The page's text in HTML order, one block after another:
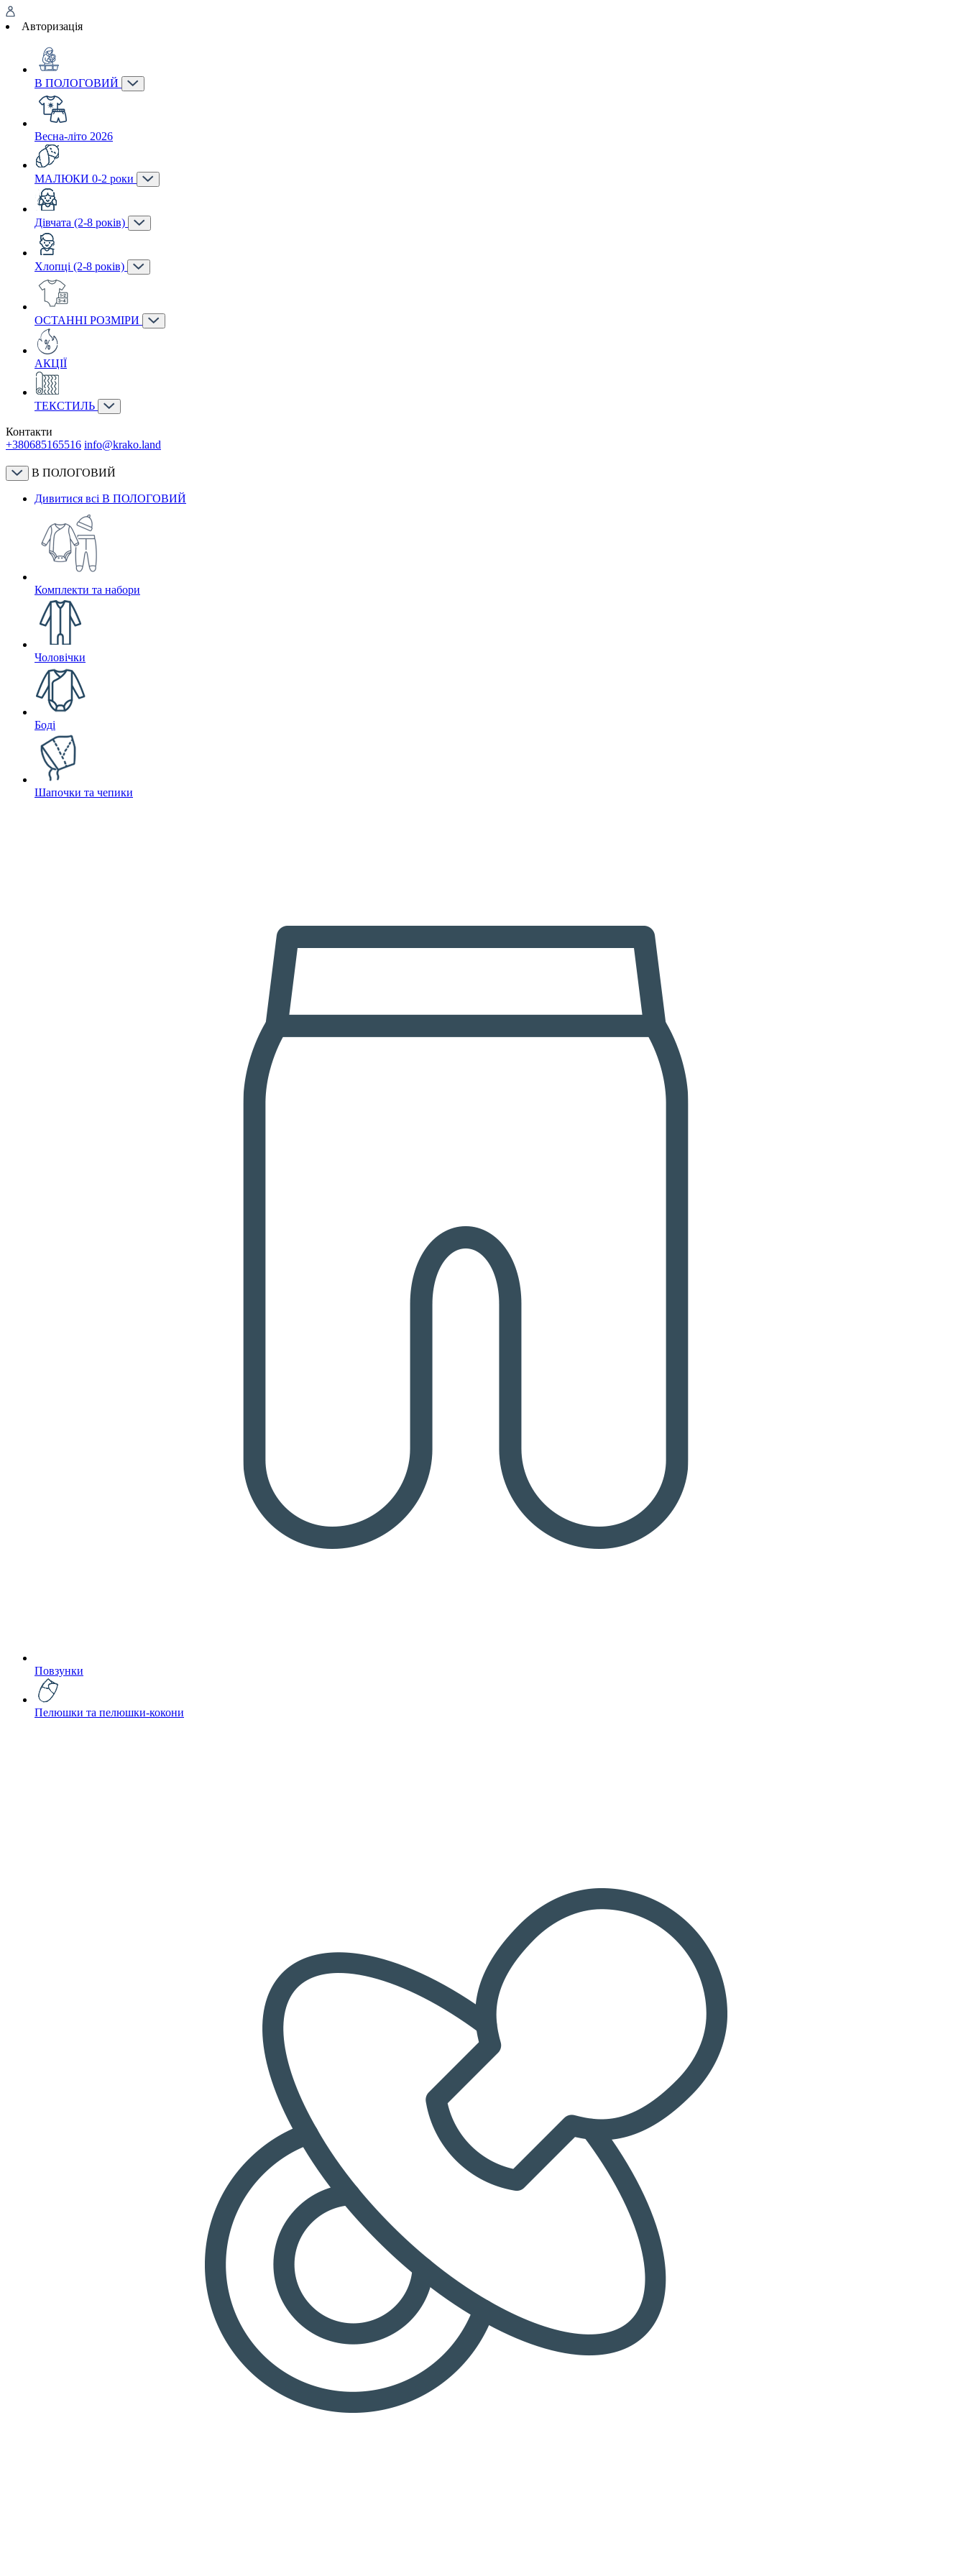
Авторизація
В ПОЛОГОВИЙ
Весна-літо 2026
МАЛЮКИ 0-2 роки
Дівчата (2-8 років)
Хлопці (2-8 років)
ОСТАННІ РОЗМІРИ
АКЦІЇ
ТЕКСТИЛЬ
Контакти
+380685165516 info@krako.land
В ПОЛОГОВИЙ
Дивитися всі В ПОЛОГОВИЙ
Комплекти та набори
Чоловічки
Боді
Шапочки та чепики
Повзунки
Пелюшки та пелюшки-кокони